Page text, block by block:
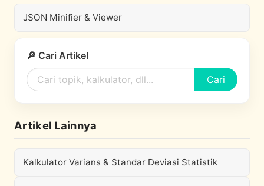
JSON Minifier & Viewer
🔎 Cari Artikel
Cari
Artikel Lainnya
Kalkulator Varians & Standar Deviasi Statistik